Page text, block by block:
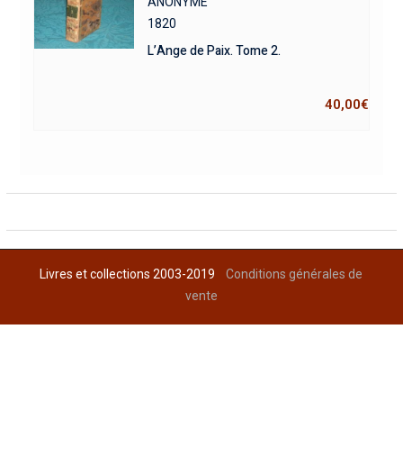
1820
L’Ange de Paix. Tome 2.
40,00€
Livres et collections 2003-2019Conditions générales de
vente